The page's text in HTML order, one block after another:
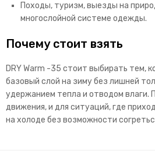
Походы, туризм, выезды на
многослойной системе одежды.
Почему стоит взять
DRY Warm -35 стоит выбирать тем,
базовый слой на зиму без лишней
удержанием тепла и отводом влаги.
движения, и для ситуаций, где
на холоде без возможности